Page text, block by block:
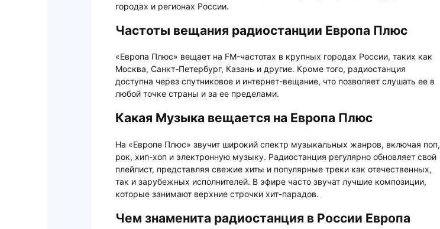
городах и регионах России.
Частоты вещания радиостанции Европа Плюс
«Европа Плюс» вещает на FM-частотах в крупных городах России, таких как
Москва, Санкт-Петербург, Казань и другие. Кроме того, радиостанция
доступна через спутниковое и интернет-вещание, что позволяет слушать ее в
любой точке страны и за ее пределами.
Какая Музыка вещается на Европа Плюс
На «Европе Плюс» звучит широкий спектр музыкальных жанров, включая поп,
рок, хип-хоп и электронную музыку. Радиостанция регулярно обновляет свой
плейлист, представляя свежие хиты и популярные треки как отечественных,
так и зарубежных исполнителей. В эфире часто звучат лучшие композиции,
которые занимают верхние строчки хит-парадов.
Чем знаменита радиостанция в России Европа